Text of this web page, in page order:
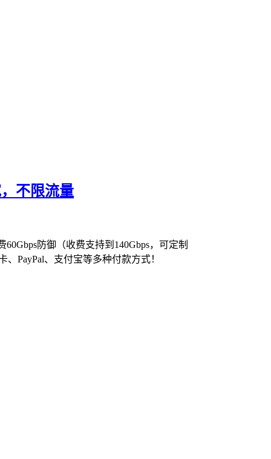
不限流量
防御（收费支持到140Gbps，可定制
PayPal、支付宝等多种付款方式！